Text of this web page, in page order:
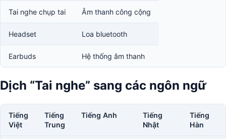
Tai nghe chụp tai Âm thanh công cộng
Headset Loa bluetooth
Earbuds Hệ thống âm thanh
Dịch “Tai nghe” sang các ngôn ngữ
Tiếng
Việt
Tiếng
Trung
Tiếng Anh
Tiếng
Nhật
Tiếng
Hàn